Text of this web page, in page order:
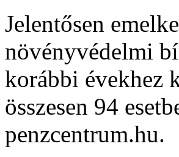
Jelentősen
növényvédelmi
korábbi évekhez
összesen 94
penzcentrum.hu.